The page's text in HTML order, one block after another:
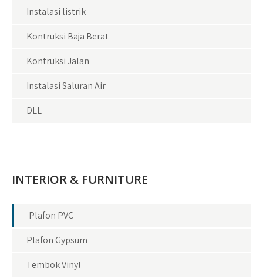
Instalasi listrik
Kontruksi Baja Berat
Kontruksi Jalan
Instalasi Saluran Air
DLL
INTERIOR & FURNITURE
Plafon PVC
Plafon Gypsum
Tembok Vinyl